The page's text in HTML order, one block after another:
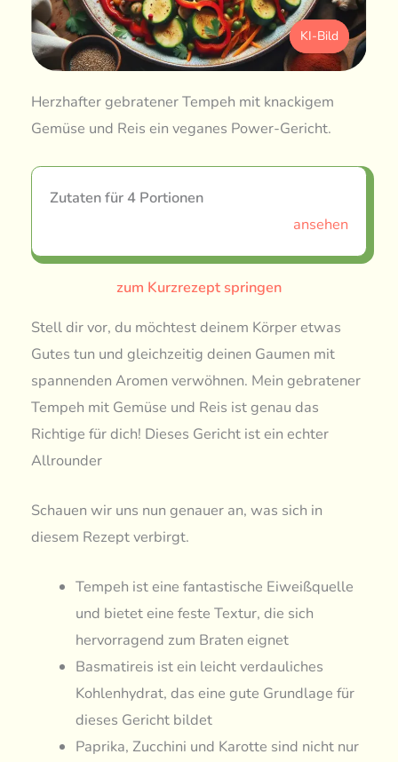
KI-Bild
Herzhafter gebratener Tempeh mit knackigem
Gemüse und Reis ein veganes Power-Gericht.
Zutaten für 4 Portionen
ansehen
zum Kurzrezept springen
Stell dir vor, du möchtest deinem Körper etwas
Gutes tun und gleichzeitig deinen Gaumen mit
spannenden Aromen verwöhnen. Mein gebratener
Tempeh mit Gemüse und Reis ist genau das
Richtige für dich! Dieses Gericht ist ein echter
Allrounder
Schauen wir uns nun genauer an, was sich in
diesem Rezept verbirgt.
Tempeh ist eine fantastische Eiweißquelle
und bietet eine feste Textur, die sich
hervorragend zum Braten eignet
Basmatireis ist ein leicht verdauliches
Kohlenhydrat, das eine gute Grundlage für
dieses Gericht bildet
Paprika, Zucchini und Karotte sind nicht nur